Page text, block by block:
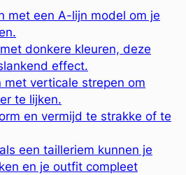
met een A-lijn model om je
donkere kleuren, deze
effect.
met verticale strepen om
te lijken.
en vermijd te strakke of te
een tailleriem kunnen je
en je outfit compleet